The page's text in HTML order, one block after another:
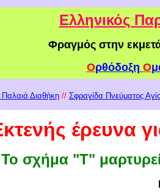
Ελληνικός
Φραγμός στην
Ορθόδοξη Ο
Διαθήκη // Σφραγίδα Πνεύματος
έρευνα
Το σχήμα "Τ"